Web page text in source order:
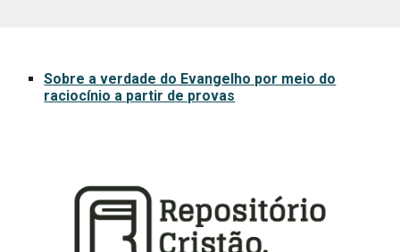
Sobre a verdade do Evangelho por meio do
raciocínio a partir de provas